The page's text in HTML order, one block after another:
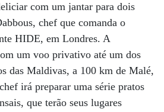
com um jantar para dois
chef que comanda o
HIDE, em Londres. A
um voo privativo até um dos
das Maldivas, a 100 km de Malé,
irá preparar uma série pratos
que terão seus lugares